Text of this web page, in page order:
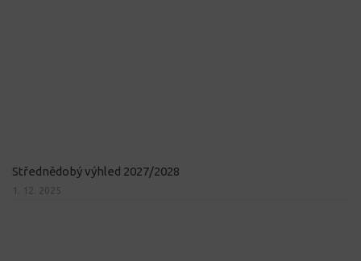
Střednědobý výhled 2027/2028
1. 12. 2025